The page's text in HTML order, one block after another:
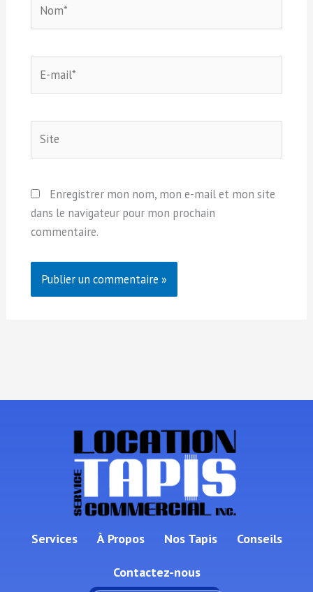
mail*
Enregistrer mon nom, mon e-mail et mon site
dans le navigateur pour mon prochain
commentaire.
Services À Propos Nos Tapis Conseils
Contactez-nous